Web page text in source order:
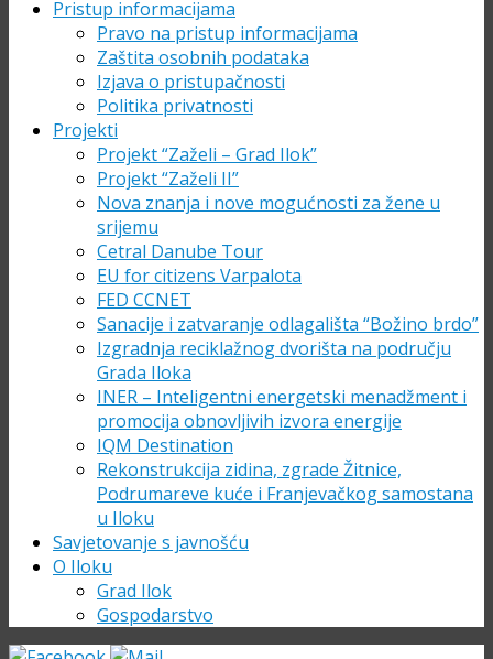
Pristup informacijama
Pravo na pristup informacijama
Zaštita osobnih podataka
Izjava o pristupačnosti
Politika privatnosti
Projekti
Projekt “Zaželi – Grad Ilok”
Projekt “Zaželi II”
Nova znanja i nove mogućnosti za žene u
srijemu
Cetral Danube Tour
EU for citizens Varpalota
FED CCNET
Sanacije i zatvaranje odlagališta “Božino brdo”
Izgradnja reciklažnog dvorišta na području
Grada Iloka
INER – Inteligentni energetski menadžment i
promocija obnovljivih izvora energije
IQM Destination
Rekonstrukcija zidina, zgrade Žitnice,
Podrumareve kuće i Franjevačkog samostana
u Iloku
Savjetovanje s javnošću
O Iloku
Grad Ilok
Gospodarstvo